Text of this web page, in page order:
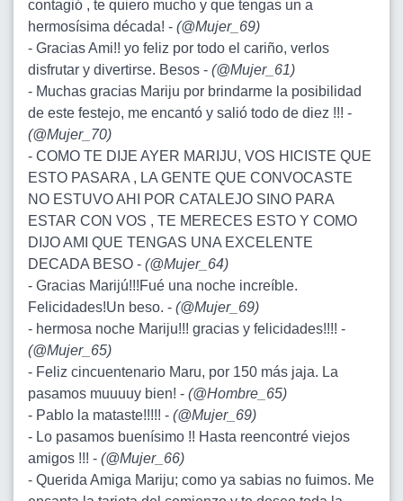
contagió , te quiero mucho y que tengas un a
hermosísima década! - (@Mujer_69)
- Gracias Ami!! yo feliz por todo el cariño, verlos
disfrutar y divertirse. Besos - (@Mujer_61)
- Muchas gracias Mariju por brindarme la posibilidad
de este festejo, me encantó y salió todo de diez !!! -
(@Mujer_70)
- COMO TE DIJE AYER MARIJU, VOS HICISTE QUE
ESTO PASARA , LA GENTE QUE CONVOCASTE
NO ESTUVO AHI POR CATALEJO SINO PARA
ESTAR CON VOS , TE MERECES ESTO Y COMO
DIJO AMI QUE TENGAS UNA EXCELENTE
DECADA BESO - (@Mujer_64)
- Gracias Marijú!!!Fué una noche increíble.
Felicidades!Un beso. - (@Mujer_69)
- hermosa noche Mariju!!! gracias y felicidades!!!! -
(@Mujer_65)
- Feliz cincuentenario Maru, por 150 más jaja. La
pasamos muuuuy bien! - (@Hombre_65)
- Pablo la mataste!!!!! - (@Mujer_69)
- Lo pasamos buenísimo !! Hasta reencontré viejos
amigos !!! - (@Mujer_66)
- Querida Amiga Mariju; como ya sabias no fuimos. Me